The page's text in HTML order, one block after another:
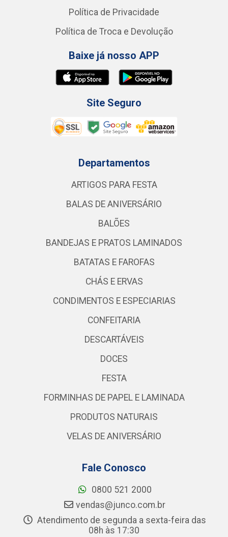
Política de Privacidade
Política de Troca e Devolução
Baixe já nosso APP
Site Seguro
Departamentos
ARTIGOS PARA FESTA
BALAS DE ANIVERSÁRIO
BALÕES
BANDEJAS E PRATOS LAMINADOS
BATATAS E FAROFAS
CHÁS E ERVAS
CONDIMENTOS E ESPECIARIAS
CONFEITARIA
DESCARTÁVEIS
DOCES
FESTA
FORMINHAS DE PAPEL E LAMINADA
PRODUTOS NATURAIS
VELAS DE ANIVERSÁRIO
Fale Conosco
0800 521 2000
vendas@junco.com.br
Atendimento de segunda a sexta-feira das
08h às 17:30